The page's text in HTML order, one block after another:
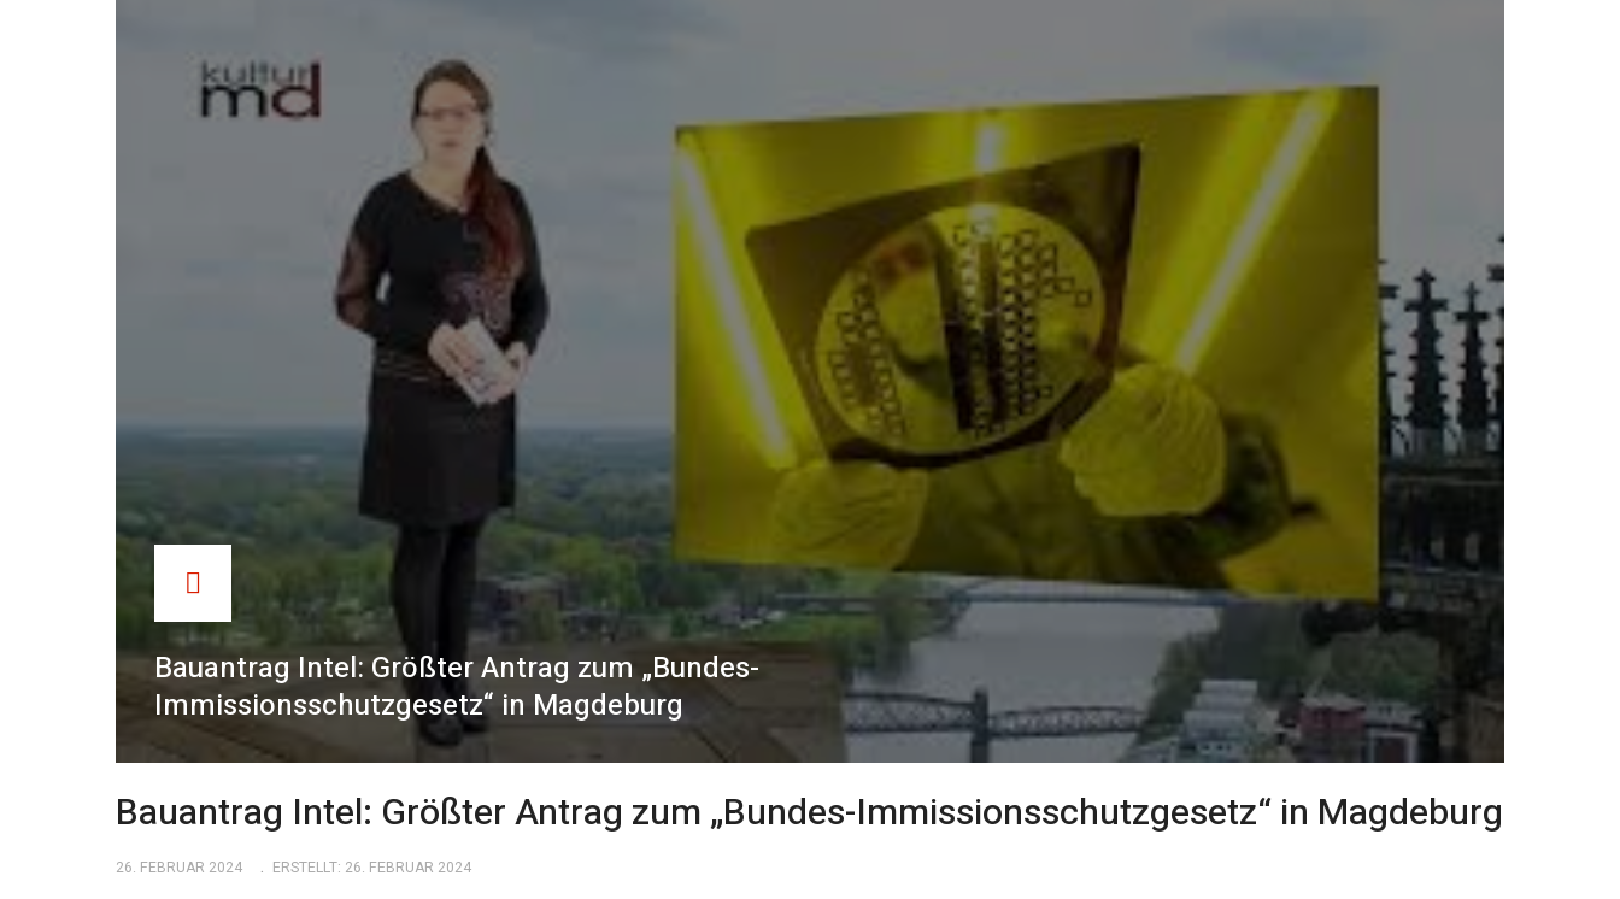
Bauantrag Intel: Größter Antrag zum „Bundes-
Immissionsschutzgesetz“ in Magdeburg
Bauantrag Intel: Größter Antrag zum „Bundes-Immissionsschutzgesetz“ in Magdeburg
26. FEBRUAR 2024 ERSTELLT: 26. FEBRUAR 2024